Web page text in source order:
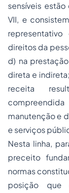
sensíveis
VII, e
direitos da
d) na
direta e
receita
manutenção e
e serviços
Nesta linha,
preceito
normas
posição que